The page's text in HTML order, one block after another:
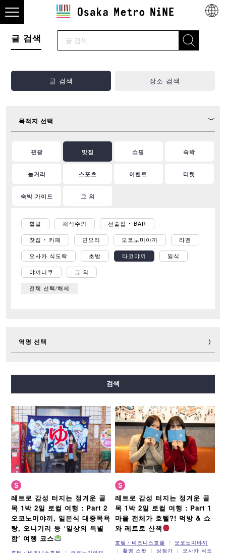
글 검색
글 검색 장소 검색
목적지 선택
관광 맛집 쇼핑 숙박
놀거리 스포츠 이벤트 티켓
숙박 가이드 그 외
할랄 채식주의 선술집 ･ BAR
찻집 ･ 카페 면요리 오코노미야끼 라멘
오사카 식도락 초밥 타코야끼 일식
야끼니쿠 그 외
전체 선택/해제
역명 선택
사카이스지선
이마자토스지선 뉴트램
검색
레트로 감성 터지는 정겨운 골
목 1박 2일 로컬 여행 : Part 2
오코노미야끼, 일본식 대중목욕
탕, 오니기리 등 ‘일상의 특별
함’ 여행 코스
레트로 감성 터지는 정겨운 골
목 1박 2일 로컬 여행 : Part 1
마을 전체가 호텔?! 먹방 & 쇼
와 레트로 산책
호텔・비즈니스호텔
오코노미야끼
촬영 스팟
상점가
오사카 식도